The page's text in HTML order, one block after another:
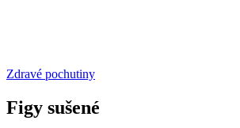
Zdravé pochutiny
Figy sušené